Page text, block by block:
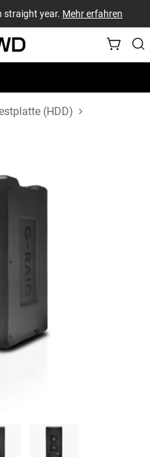
straight year. Mehr erfahren
(HDD)